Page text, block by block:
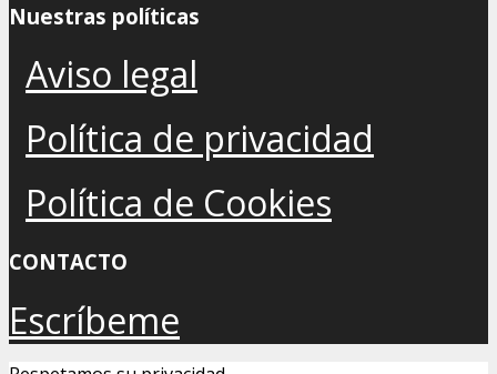
Nuestras políticas
Aviso legal
Política de privacidad
Política de Cookies
CONTACTO
Escríbeme